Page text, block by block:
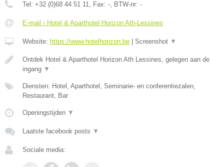
Tel: +32 (0)68 44 51 11, Fax: -, BTW-nr: -
E-mail › Hotel & Aparthotel Horizon Ath-Lessines
Website: https://www.hotelhorizon.be Screenshot ▼
Ontdek Hotel & Aparthotel Horizon Ath Lessines, gelegen aan de
ingang ▼
Diensten: Hotel, Aparthotel, Seminarie- en conferentiezalen,
Restaurant, Bar
Openingstijden ▼
Laatste facebook posts ▼
Sociale media: